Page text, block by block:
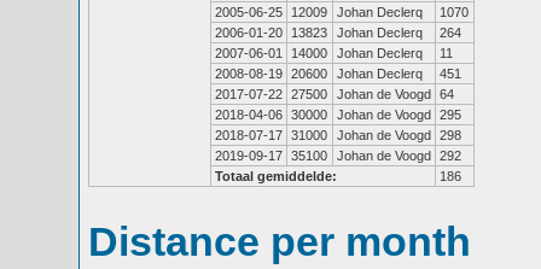
2005-06-25
12009 Johan Declerq
1070
2006-01-20
13823 Johan Declerq
264
2007-06-01
14000 Johan Declerq
11
2008-08-19 20600 Johan Declerq
451
2017-07-22 27500 Johan de Voogd 64
2018-04-06 30000 Johan de Voogd 295
2018-07-17 31000 Johan de Voogd 298
2019-09-17 35100 Johan de Voogd 292
Totaal gemiddelde:
186
Distance per month